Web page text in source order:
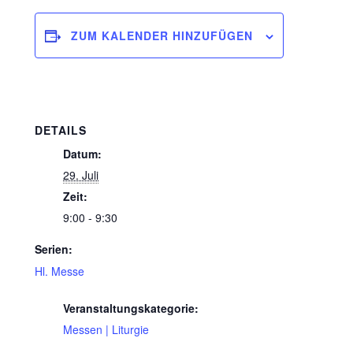
ZUM KALENDER HINZUFÜGEN
DETAILS
Datum:
29. Juli
Zeit:
9:00 - 9:30
Serien:
Hl. Messe
Veranstaltungskategorie:
Messen | Liturgie